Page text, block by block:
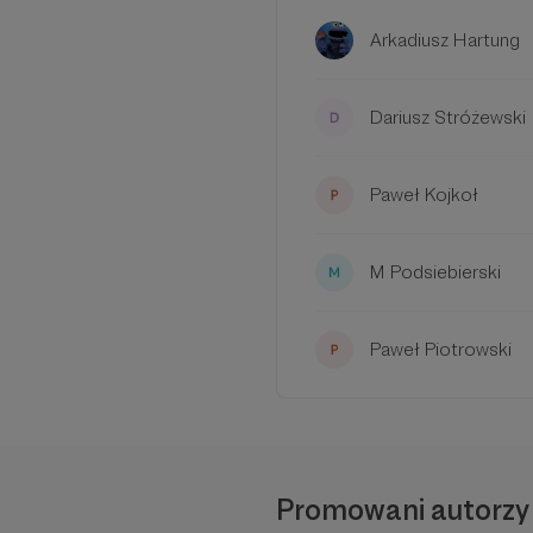
W tym
Arkadiusz Hartung
Dariusz Stróżewski
Paweł Kojkoł
M Podsiebierski
Paweł Piotrowski
Promowani autorzy